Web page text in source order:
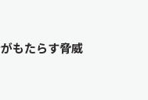
もたらす脅威